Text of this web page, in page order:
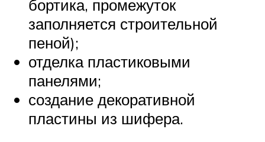
бортика, промежуток
заполняется строительной
пеной);
отделка пластиковыми
панелями;
создание декоративной
пластины из шифера.